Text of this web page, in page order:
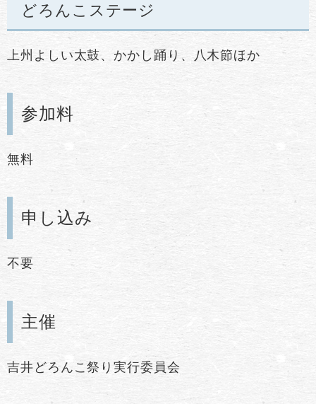
どろんこステージ
上州よしい太鼓、かかし踊り、八木節ほか
参加料
無料
申し込み
不要
主催
吉井どろんこ祭り実行委員会